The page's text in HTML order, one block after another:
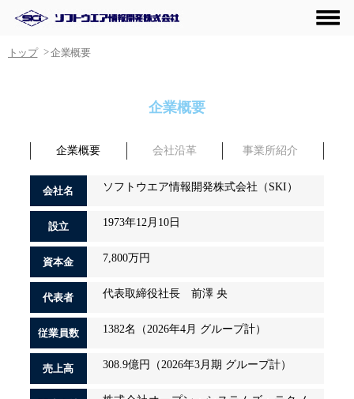
トップ >企業概要
企業概要
企業概要 会社沿革 事業所紹介
会社名 ソフトウエア情報開発株式会社（ SKI ）
設立 1973年12月10日
資本金 7,800万円
代表者 代表取締役社長 前澤 央
従業員数 1382名（2026年4月 グループ計）
売上高 308.9億円（2026年3月期 グループ計）